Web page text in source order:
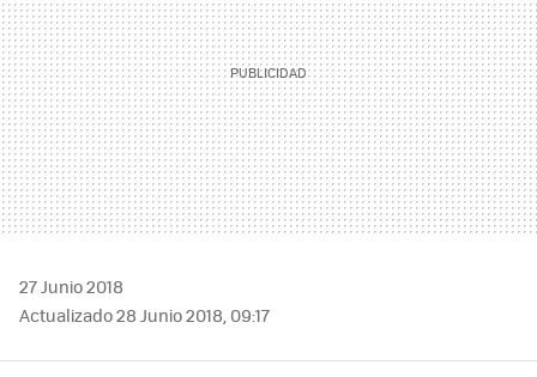
27 Junio 2018
Actualizado 28 Junio 2018, 09:17